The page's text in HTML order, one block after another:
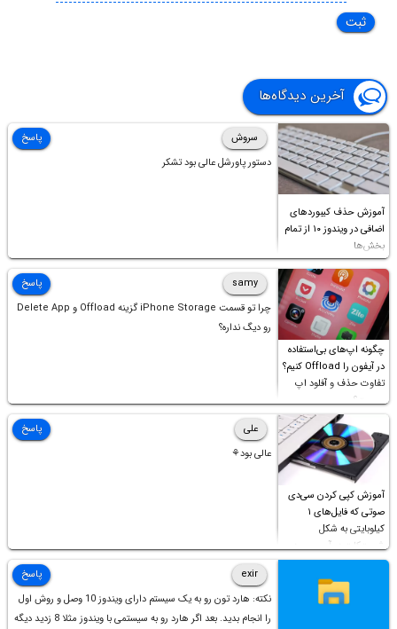
آخرین دیدگاه‌ها
آموزش حذف کیبوردهای
اضافی در ویندوز ۱۰ از تمام
بخش‌ها
سروش
دستور پاورشل عالی بود تشکر
پاسخ
چگونه اپ‌های بی‌استفاده
در آیفون را Offload کنیم؟
تفاوت حذف و آفلود اپ
چیست؟
samy
چرا تو قسمت iPhone Storage گزینه Offload و Delete App
رو دیگ نداره؟
پاسخ
آموزش کپی کردن سی‌دی
صوتی که فایل‌های ۱
کیلوبایتی به شکل
شورت‌کات در آن موجود
است!
علی
عالی بود⚘
پاسخ
exir
نکته: هارد تون رو به یک سیستم دارای ویندوز 10 وصل و روش اول
را انجام بدید. بعد اگر هارد رو به سیستمی با ویندوز مثلا 8 زدید دیگه
پاسخ